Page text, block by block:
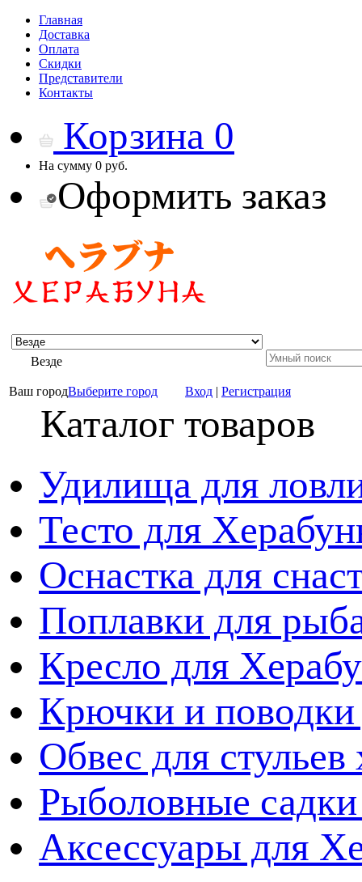
Главная
Доставка
Оплата
Скидки
Представители
Контакты
Корзина 0
На сумму 0 руб.
Оформить заказ
Везде
Ваш городВыберите город Вход | Регистрация
Каталог товаров
Удилища для
Тесто для
Оснастка для
Поплавки для
Кресло для
Крючки и поводки
Обвес для стульев
Рыболовные
Аксессуары для